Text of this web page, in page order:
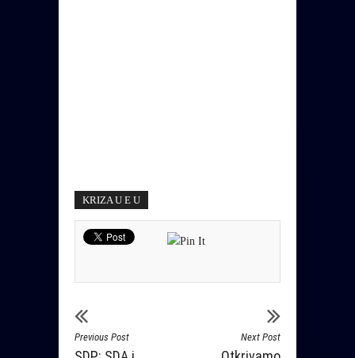
KRIZA U E U
Previous Post Next Post